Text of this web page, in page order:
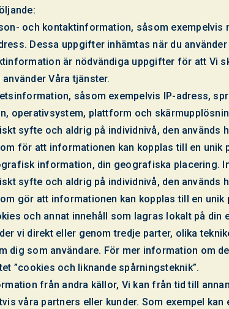
och kontaktinformation, såsom exempelvis
Dessa uppgifter inhämtas när du
är nödvändiga uppgifter för att Vi
använder Våra tjänster.
såsom exempelvis IP-adress,
operativsystem, plattform och
syfte och aldrig på individnivå, den används
för att informationen kan kopplas till en unik
information, din geografiska placering.
syfte och aldrig på individnivå, den används
gör att informationen kan kopplas till en unik
och annat innehåll som lagras lokalt på din
vi direkt eller genom tredje parter, olika
dig som användare. För mer information om
”cookies och liknande spårningsteknik”.
från andra källor, Vi kan från tid till
våra partners eller kunder. Som exempel